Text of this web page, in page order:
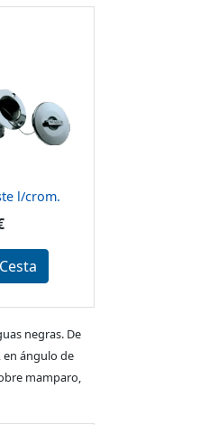
l/crom.
negras. De
en ángulo de
mamparo,